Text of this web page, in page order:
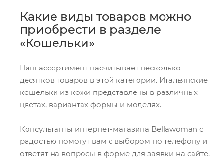
Какие виды товаров можно
приобрести в разделе
«Кошельки»
Наш ассортимент насчитывает несколько
десятков товаров в этой категории. Итальянские
кошельки из кожи представлены в различных
цветах, вариантах формы и моделях.
Консультанты интернет-магазина Bellawoman с
радостью помогут вам с выбором по телефону и
ответят на вопросы в форме для заявки на сайте.